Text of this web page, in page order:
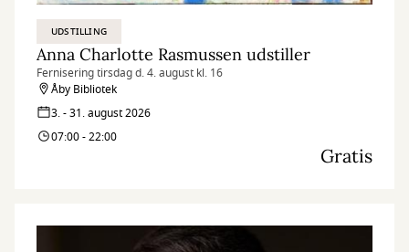
UDSTILLING
Anna Charlotte Rasmussen udstiller
Fernisering tirsdag d. 4. august kl. 16
Åby Bibliotek
3. - 31. august 2026
07:00 - 22:00
Gratis